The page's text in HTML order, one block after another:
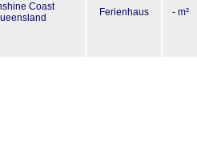
Coast
Ferienhaus - m²